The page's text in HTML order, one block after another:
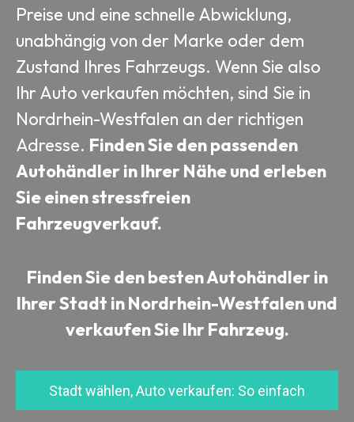
Preise und eine schnelle Abwicklung,
unabhängig von der Marke oder dem
Zustand Ihres Fahrzeugs. Wenn Sie also
Ihr Auto verkaufen möchten, sind Sie in
Nordrhein-Westfalen an der richtigen
Adresse. Finden Sie den passenden
Autohändler in Ihrer Nähe und erleben
Sie einen stressfreien
Fahrzeugverkauf.
Finden Sie den besten Autohändler in
Ihrer Stadt in Nordrhein-Westfalen und
verkaufen Sie Ihr Fahrzeug.
Stadt wählen, Auto verkaufen: So einfach